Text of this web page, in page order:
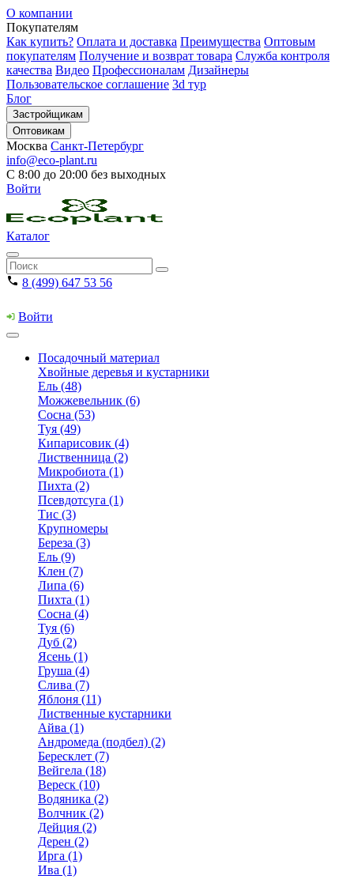
О компании
Покупателям
Как купить? Оплата и доставка Преимущества Оптовым
покупателям Получение и возврат товара Служба контроля
качества Видео Профессионалам Дизайнеры
Пользовательское соглашение 3d тур
Блог
Застройщикам
Оптовикам
Москва Санкт-Петербург
info@eco-plant.ru
С 8:00 до 20:00 без выходных
Войти
Каталог
8 (499) 647 53 56
Войти
Посадочный материал
Хвойные деревья и кустарники
Ель (48)
Можжевельник (6)
Сосна (53)
Туя (49)
Кипарисовик (4)
Лиственница (2)
Микробиота (1)
Пихта (2)
Псевдотсуга (1)
Тис (3)
Крупномеры
Береза (3)
Ель (9)
Клен (7)
Липа (6)
Пихта (1)
Сосна (4)
Туя (6)
Дуб (2)
Ясень (1)
Груша (4)
Слива (7)
Яблоня (11)
Лиственные кустарники
Айва (1)
Андромеда (подбел) (2)
Бересклет (7)
Вейгела (18)
Вереск (10)
Водяника (2)
Волчник (2)
Дейция (2)
Дерен (2)
Ирга (1)
Ива (1)